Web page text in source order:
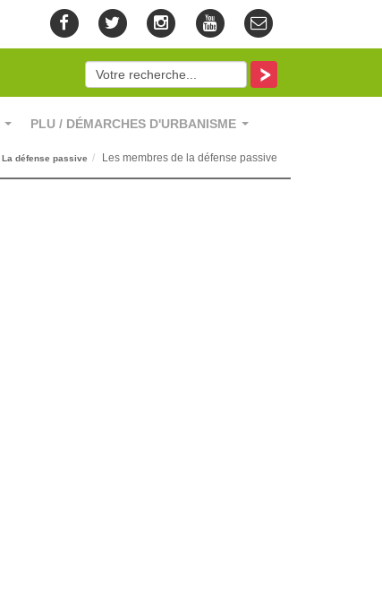
La défense passive Les membres de la défense passive
PLU / DÉMARCHES D'URBANISME